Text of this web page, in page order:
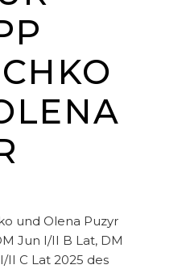
und Olena Puzyr
Jun I/II B Lat, DM
II C Lat 2025 des